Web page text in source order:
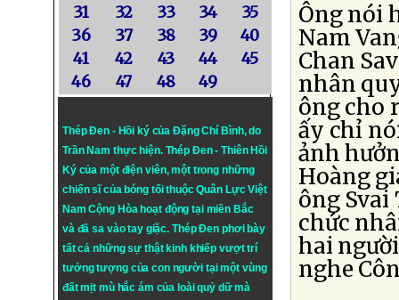
31
32 33 34
35
36
37 38 39
40
41
42 43 44
45
46
47 48 49
Thép Đen - Hồi ký của Đặng Chí Bình, do
Trần Nam thực hiện. Thép Đen- Thiên Hồi
Ký của một điện viên, một trong những
chiến sĩ của bóng tối thuộc Quân Lực Việt
Nam Cộng Hòa hoạt động tại miền Bắc
và đã sa vào tay giặc. Thép Đen phơi bày
tất cả những sự thật kinh khiếp vượt trí
tưởng tượng của con người tại một vùng
đất mịt mù hắc ám của loài quỷ dữ mà
Ông nói
Nam
Chan
nhân
ông cho
ấy chỉ
ảnh
Hoàng
ông
chức
hai
nghe